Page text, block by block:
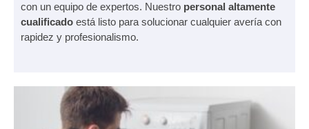
con un equipo de expertos. Nuestro personal altamente
cualificado está listo para solucionar cualquier avería con
rapidez y profesionalismo.